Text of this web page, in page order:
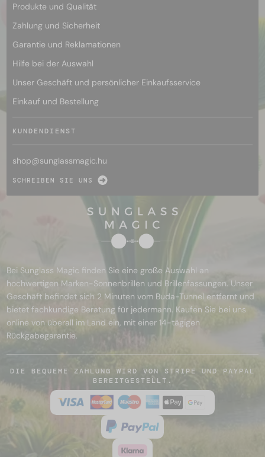
Produkte und Qualität
Zahlung und Sicherheit
Garantie und Reklamationen
Hilfe bei der Auswahl
Unser Geschäft und persönlicher Einkaufsservice
Einkauf und Bestellung
KUNDENDIENST
shop@sunglassmagic.hu
SCHREIBEN SIE UNS
Bei Sunglass Magic finden Sie eine große Auswahl an
hochwertigen Marken-Sonnenbrillen und Brillenfassungen. Unser
Geschäft befindet sich 2 Minuten vom Buda-Tunnel entfernt und
bietet fachkundige Beratung für jedermann. Kaufen Sie bei uns
online von überall im Land ein, mit einer 14-tägigen
Rückgabegarantie.
DIE BEQUEME ZAHLUNG WIRD VON STRIPE UND PAYPAL
BEREITGESTELLT.